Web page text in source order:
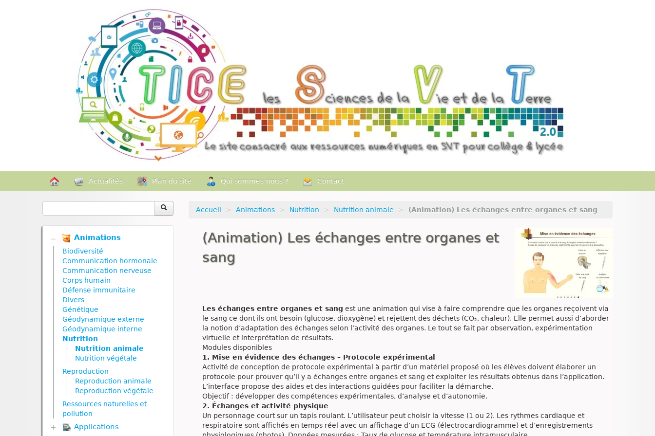
Actualités Plan du site Qui sommes-nous ? Contact
Accueil > Animations > Nutrition > Nutrition animale > (Animation) Les échanges entre organes et sang
(Animation) Les échanges entre organes et
sang
Les échanges entre organes et sang est une animation qui vise à faire comprendre que les organes reçoivent via
le sang ce dont ils ont besoin (glucose, dioxygène) et rejettent des déchets (CO₂, chaleur). Elle permet aussi d’aborder
la notion d’adaptation des échanges selon l’activité des organes. Le tout se fait par observation, expérimentation
virtuelle et interprétation de résultats.
Modules disponibles
1. Mise en évidence des échanges – Protocole expérimental
Activité de conception de protocole expérimental à partir d’un matériel proposé où les élèves doivent élaborer un
protocole pour prouver qu’il y a échanges entre organes et sang et exploiter les résultats obtenus dans l’application.
L’interface propose des aides et des interactions guidées pour faciliter la démarche.
Objectif : développer des compétences expérimentales, d’analyse et d’autonomie.
2. Échanges et activité physique
Un personnage court sur un tapis roulant. L’utilisateur peut choisir la vitesse (1 ou 2). Les rythmes cardiaque et
respiratoire sont affichés en temps réel avec un affichage d’un ECG (électrocardiogramme) et d’enregistrements
Animations
Biodiversité
Communication hormonale
Communication nerveuse
Corps humain
Défense immunitaire
Divers
Génétique
Géodynamique externe
Géodynamique interne
Nutrition
Nutrition animale
Nutrition végétale
Reproduction
Reproduction animale
Reproduction végétale
Ressources naturelles et
pollution
Applications